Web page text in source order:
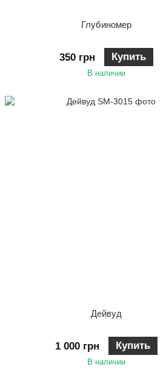
Глубиномер
350 грн Купить
В наличии
Дейвуд
1 000 грн Купить
В наличии